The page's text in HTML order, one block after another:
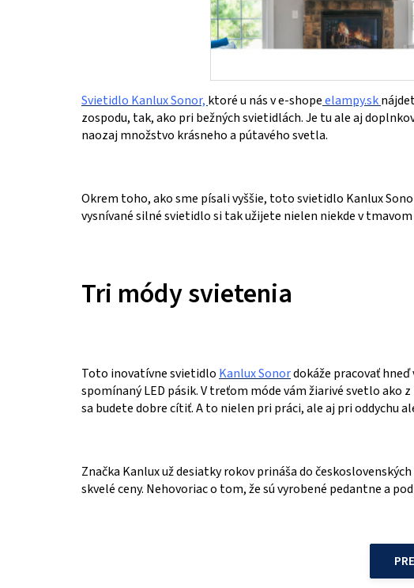
Svietidlo Kanlux Sonor, ktoré u nás v e-shopeelampy.sk
zospodu, tak, ako pri bežných svietidlách. Je tu ale aj
naozaj množstvo krásneho a pútavého svetla.
Okrem toho, ako sme písali vyššie, toto svietidlo Kanlux
vysnívané silné svietidlo si tak užijete nielen niekde v
Tri módy svietenia
Toto inovatívne svietidlo Kanlux Sonordokáže pracovať
spomínaný LED pásik. V treťom móde vám žiarivé svetlo ako
sa budete dobre cítiť. A to nielen pri práci, ale aj pri oddychu
Značka Kanlux už desiatky rokov prináša do
skvelé ceny. Nehovoriac o tom, že sú vyrobené pedantne a